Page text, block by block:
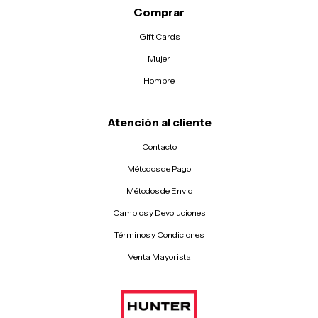
Detalle clasico superior “topbind” de Hunter.
Comprar
Gift Cards
Mujer
Hombre
Atención al cliente
Contacto
Métodos de Pago
Métodos de Envio
Cambios y Devoluciones
Términos y Condiciones
Venta Mayorista